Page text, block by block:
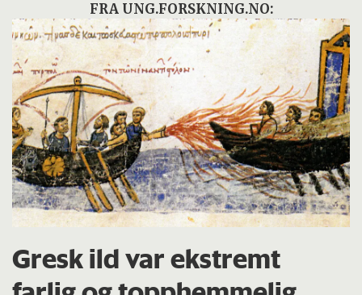
FRA UNG.FORSKNING.NO:
Gresk ild var ekstremt